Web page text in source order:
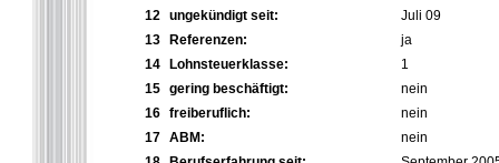
12 ungekündigt seit:
Juli 09
13
Referenzen:
ja
14
Lohnsteuerklasse:
1
15 gering beschäftigt:
nein
16 freiberuflich:
nein
17 ABM:
nein